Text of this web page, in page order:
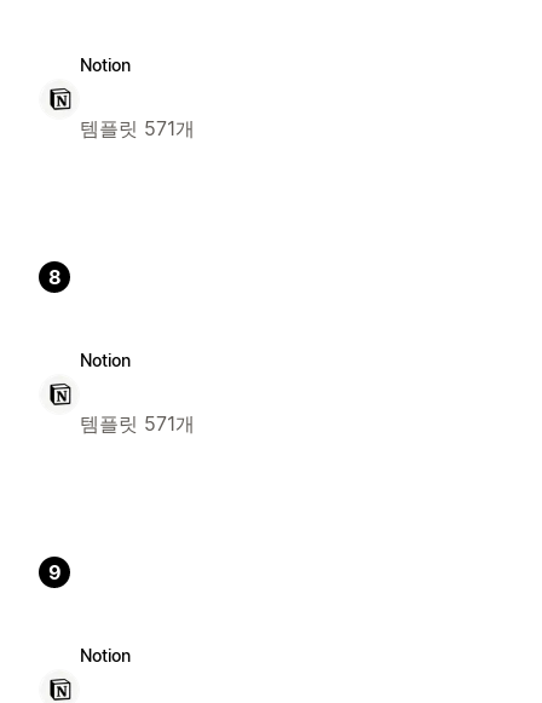
Notion
템플릿 571개
8
Notion
템플릿 571개
9
Notion